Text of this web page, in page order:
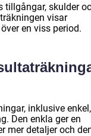
tillgångar, skulder
visar
en viss period.
inklusive enkel,
Den enkla ger en
mer detaljer och